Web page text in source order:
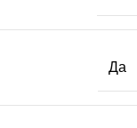
Да